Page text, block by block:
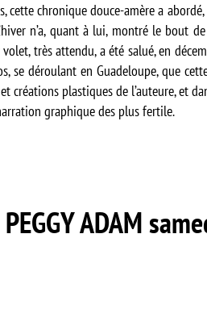
chronique douce-amère a
n’a, quant à lui, montré le bout de
très attendu, a été salué, en
se déroulant en Guadeloupe, que
créations plastiques de l’auteure, et
graphique des plus fertile.
PEGGY ADAM